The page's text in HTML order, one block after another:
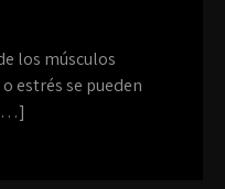
los músculos
estrés se pueden